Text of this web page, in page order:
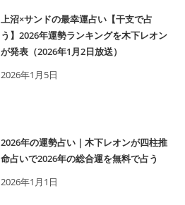
上沼×サンドの最幸運占い【干支で占
う】2026年運勢ランキングを木下レオン
が発表（2026年1月2日放送）
2026年1月5日
2026年の運勢占い｜木下レオンが四柱推
命占いで2026年の総合運を無料で占う
2026年1月1日